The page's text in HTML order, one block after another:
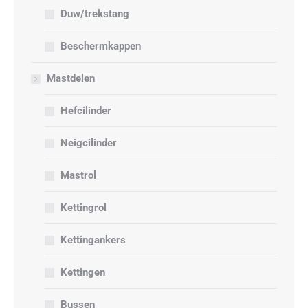
Duw/trekstang
Beschermkappen
Mastdelen
Hefcilinder
Neigcilinder
Mastrol
Kettingrol
Kettingankers
Kettingen
Bussen